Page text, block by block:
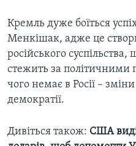
Кремль дуже боїться
Менкішак, адже це
російського
стежить за політичними
чого немає в Росії –
демократії.
Дивіться також: США